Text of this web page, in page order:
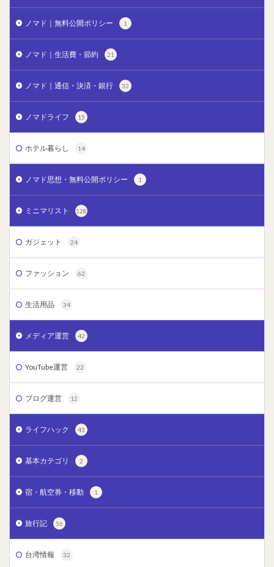
ノマド｜無料公開ポリシー 1
ノマド｜生活費・節約 21
ノマド｜通信・決済・銀行 32
ノマドライフ 15
ホテル暮らし 14
ノマド思想・無料公開ポリシー 1
ミニマリスト 128
ガジェット 24
ファッション 62
生活用品 34
メディア運営 42
YouTube運営 22
ブログ運営 12
ライフハック 43
基本カテゴリ 2
宿・航空券・移動 1
旅行記 56
台湾情報 32